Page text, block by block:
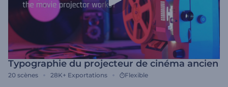
Typographie du projecteur de cinéma ancien
20 scènes 28K+ Exportations Flexible